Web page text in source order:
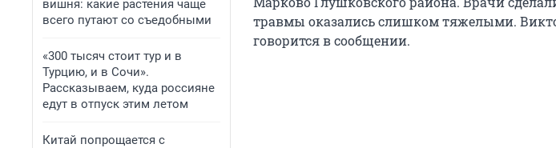
вишня: какие растения чаще
всего путают со съедобными
«300 тысяч стоит тур и в
Турцию, и в Сочи».
Рассказываем, куда россияне
едут в отпуск этим летом
Китай попрощается с
травмы оказались слишком тяжелыми.
говорится в сообщении.